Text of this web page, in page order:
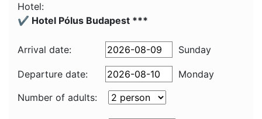
Hotel:
✔️ Hotel Pólus Budapest ***
Arrival date: Sunday
Departure date:
Monday
Number of adults: